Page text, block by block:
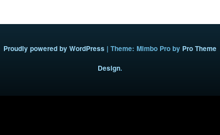
Proudly powered by WordPress | Theme: Mimbo Pro by Pro Theme
Design.